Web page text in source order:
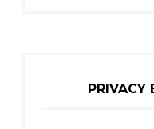
PRIVACY